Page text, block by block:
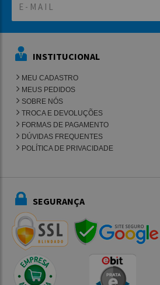
INSTITUCIONAL
MEU CADASTRO
MEUS PEDIDOS
SOBRE NÓS
TROCA E DEVOLUÇÕES
FORMAS DE PAGAMENTO
DÚVIDAS FREQUENTES
POLÍTICA DE PRIVACIDADE
SEGURANÇA